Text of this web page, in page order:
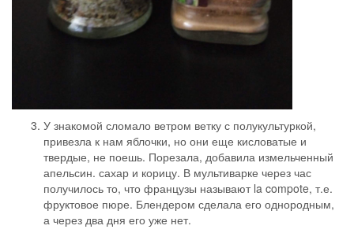
У знакомой сломало ветром ветку с полукультуркой,
привезла к нам яблочки, но они еще кисловатые и
твердые, не поешь. Порезала, добавила измельченный
апельсин. сахар и корицу. В мультиварке через час
получилось то, что французы называют la compote, т.е.
фруктовое пюре. Блендером сделала его однородным,
а через два дня его уже нет.